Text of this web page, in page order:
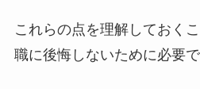
これらの点を理解しておく
職に後悔しないために必要で